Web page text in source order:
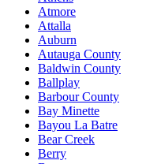
Atmore
Attalla
Auburn
Autauga County
Baldwin County
Ballplay
Barbour County
Bay Minette
Bayou La Batre
Bear Creek
Berry